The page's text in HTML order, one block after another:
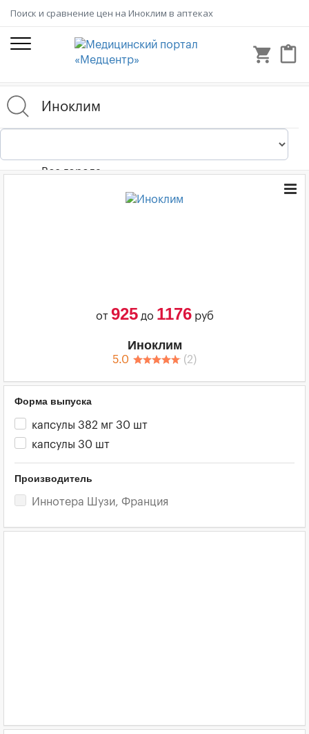
Поиск и сравнение цен на Иноклим в аптеках
shopping_cart content_paste
Все города
от 925до 1176руб
Иноклим
5.0 (2)
Форма выпуска
капсулы 382 мг 30 шт
капсулы 30 шт
Производитель
Иннотера Шузи, Франция